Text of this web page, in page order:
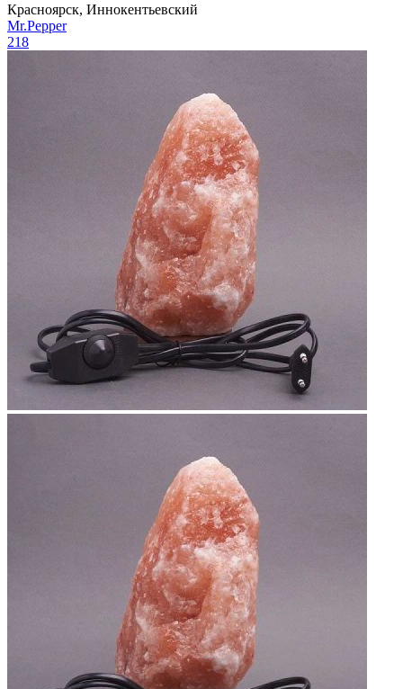
Красноярск, Иннокентьевский
Mr.Pepper
218